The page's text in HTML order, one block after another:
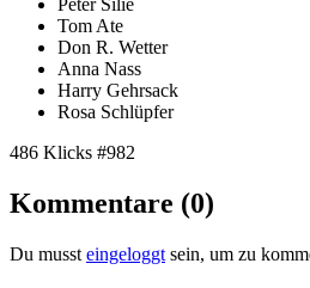
Tom Ate
Don R. Wetter
Anna Nass
Harry Gehrsack
Rosa Schlüpfer
486 Klicks #982
Kommentare (0)
Du musst eingeloggt sein, um zu